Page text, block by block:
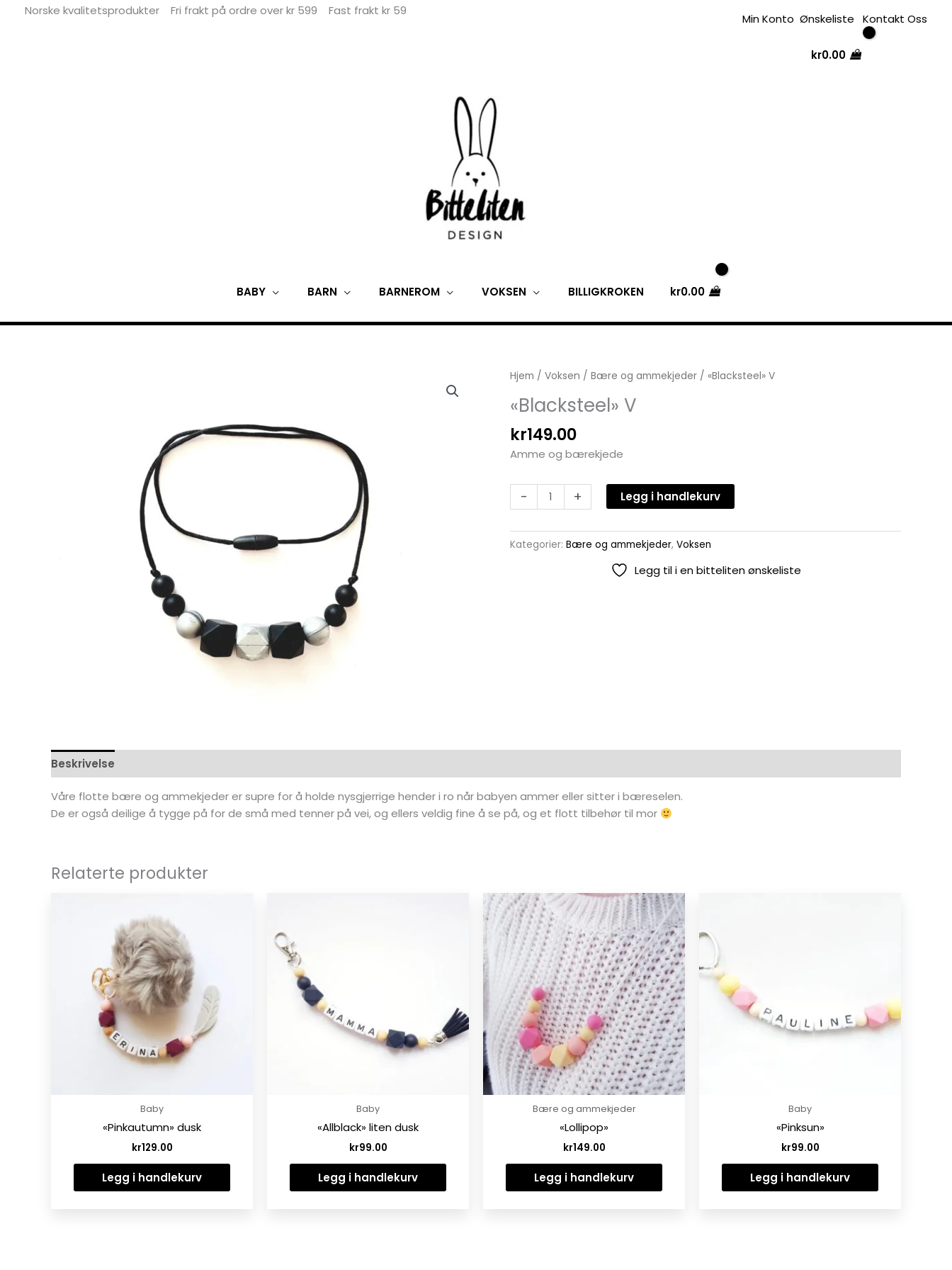
HoppNorske kvalitetsprodukter Fri frakt på ordre over kr 599 Fast frakt kr 59
Min Konto Ønskeliste Kontakt Oss
kr0.00
BABY BARN BARNEROM VOKSEN BILLIGKROKEN kr0.00
Hjem / Voksen / Bære og ammekjeder / «Blacksteel» V
«Blacksteel» V
kr149.00
Amme og bærekjede
-
"Blacksteel"
antall
+ Legg i handlekurv
Kategorier: Bære og ammekjeder, Voksen
Legg til i en bitteliten ønskeliste
Beskrivelse
Våre flotte bære og ammekjeder er supre for å holde nysgjerrige hender i ro når babyen ammer eller sitter i bæreselen.
De er også deilige å tygge på for de små med tenner på vei, og ellers veldig fine å se på, og et flott tilbehør til mor
Relaterte produkter
Baby
«Pinkautumn» dusk
kr129.00
Legg i handlekurv
Baby
«Allblack» liten dusk
kr99.00
Legg i handlekurv
Bære og ammekjeder
«Lollipop»
kr149.00
Legg i handlekurv
Baby
«Pinksun»
kr99.00
Legg i handlekurv